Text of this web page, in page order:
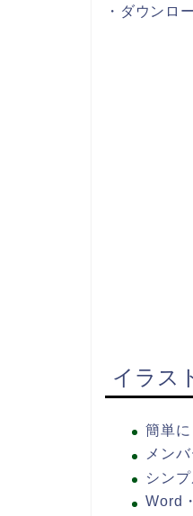
・ダウンロ
イラス
簡単
メン
シン
Word